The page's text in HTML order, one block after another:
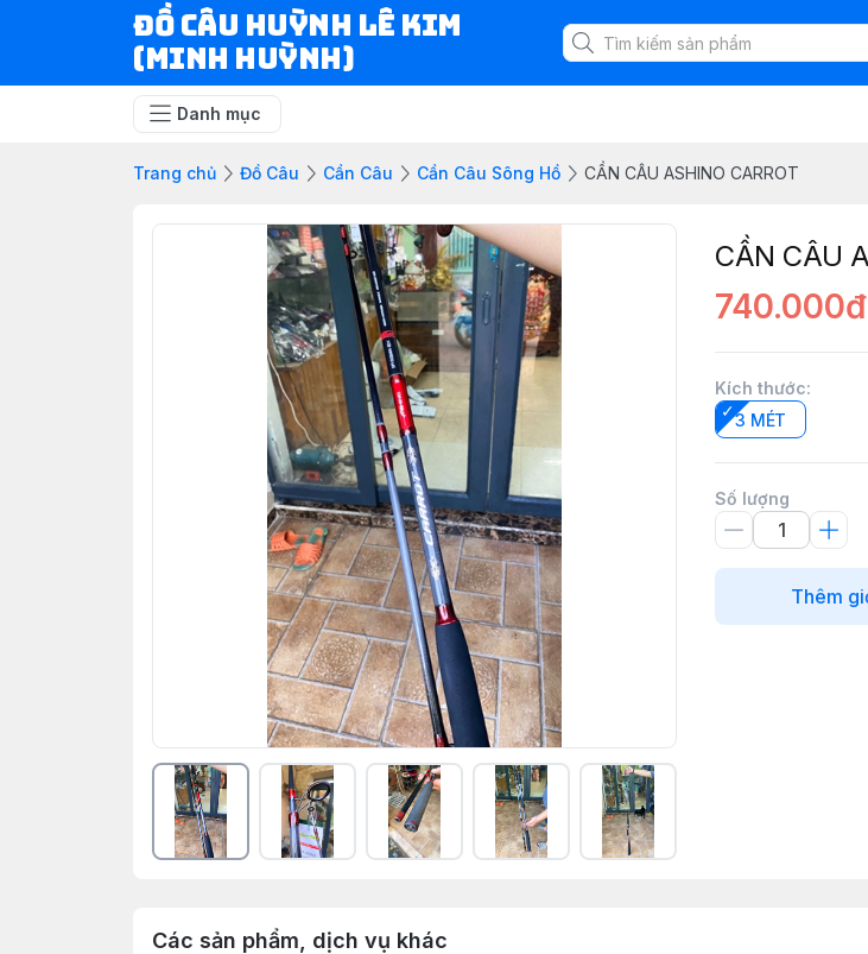
ĐỒ CÂU HUỲNH LÊ KIM
(MINH HUỲNH)
Danh mục
Trang chủ Đồ Câu Cần Câu Cần Câu Sông Hồ CẦN CÂU ASHINO CARROT
CẦN CÂU
740.000đ
Kích thước:
3 MÉT
Số lượng
Thêm
Các sản phẩm, dịch vụ khác